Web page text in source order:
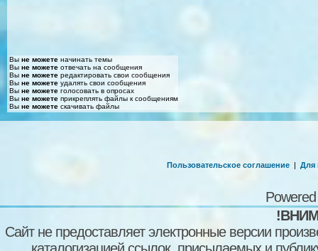
Вы не можете начинать темы
Вы не можете отвечать на сообщения
Вы не можете редактировать свои сообщения
Вы не можете удалять свои сообщения
Вы не можете голосовать в опросах
Вы не можете прикреплять файлы к сообщениям
Вы не можете скачивать файлы
Пользовательское соглашение | Для
Сайт не предоставляет электронные версии
каталогизацией ссылок, присылаемых и